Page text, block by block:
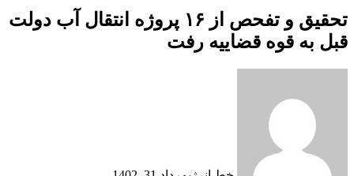
تحقیق و تفحص از ۱۶ پروژه انتقال آب دولت
قبل به قوه قضاییه رفت